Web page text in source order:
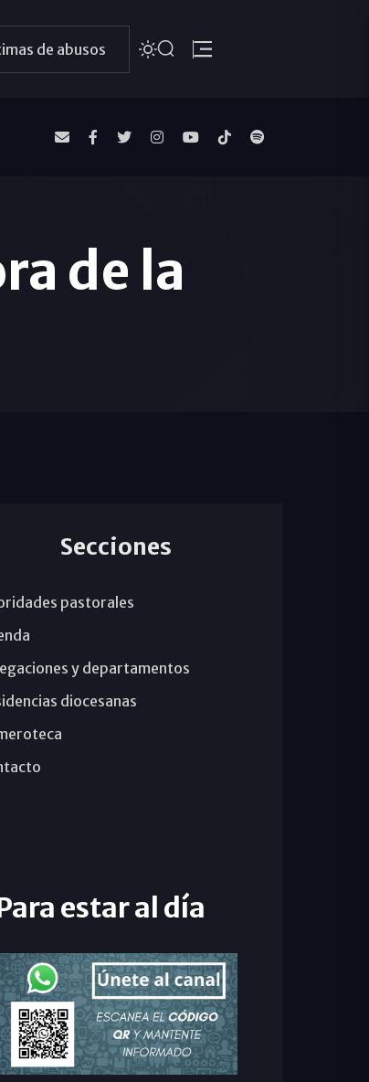
de abusos
de la
Secciones
pastorales
y departamentos
diocesanas
estar al día